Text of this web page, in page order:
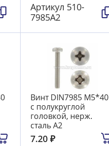
Артикул 510-
7985А2
Винт DIN7985 М5*40
с полукруглой
головкой, нерж.
сталь А2
7.20₽